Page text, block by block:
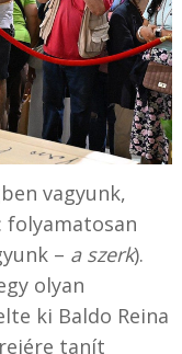
vagyunk,
– a szerk).
olyan
ki Baldo Reina
tanít